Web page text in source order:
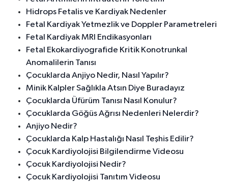
Hidrops Fetalis ve Kardiyak Nedenler
Fetal Kardiyak Yetmezlik ve Doppler Parametreleri
Fetal Kardiyak MRI Endikasyonları
Fetal Ekokardiyografide Kritik Konotrunkal
Anomalilerin Tanısı
Çocuklarda Anjiyo Nedir, Nasıl Yapılır?
Minik Kalpler Sağlıkla Atsın Diye Buradayız
Çocuklarda Üfürüm Tanısı Nasıl Konulur?
Çocuklarda Göğüs Ağrısı Nedenleri Nelerdir?
Anjiyo Nedir?
Çocuklarda Kalp Hastalığı Nasıl Teşhis Edilir?
Çocuk Kardiyolojisi Bilgilendirme Videosu
Çocuk Kardiyolojisi Nedir?
Çocuk Kardiyolojisi Tanıtım Videosu